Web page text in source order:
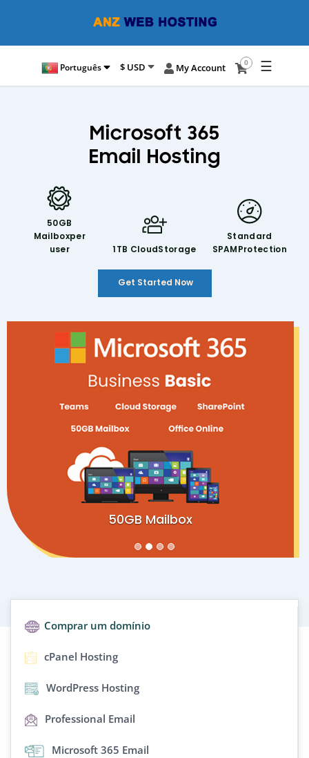
Português $ USD My Account 0 ☰
Microsoft 365
Email Hosting
50GB
Mailboxper
user
1TB CloudStorage
Standard
SPAMProtection
Get Started Now
50GB Mailbox
Comprar um domínio
cPanel Hosting
WordPress Hosting
Professional Email
Microsoft 365 Email